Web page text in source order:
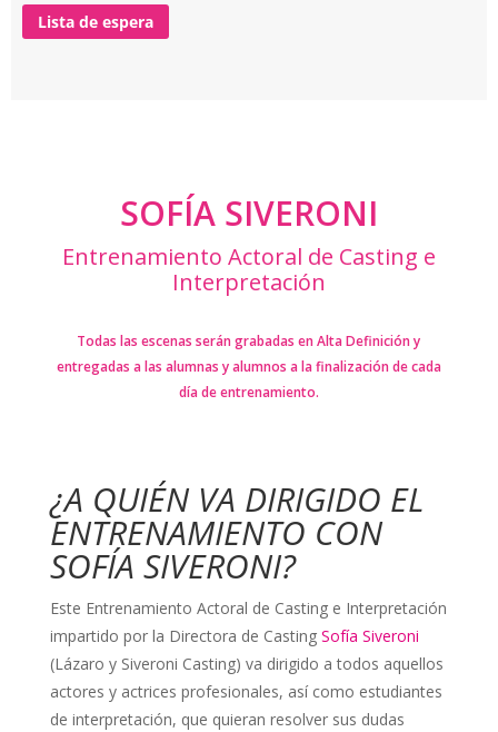
Lista de espera
SOFÍA SIVERONI
Entrenamiento Actoral de Casting e
Interpretación
Todas las escenas serán grabadas en Alta Definición y
entregadas a las alumnas y alumnos a la finalización de cada
día de entrenamiento.
¿A QUIÉN VA DIRIGIDO EL
ENTRENAMIENTO CON
SOFÍA SIVERONI?
Este Entrenamiento Actoral de Casting e Interpretación
impartido por la Directora de Casting Sofía Siveroni
(Lázaro y Siveroni Casting) va dirigido a todos aquellos
actores y actrices profesionales, así como estudiantes
de interpretación, que quieran resolver sus dudas